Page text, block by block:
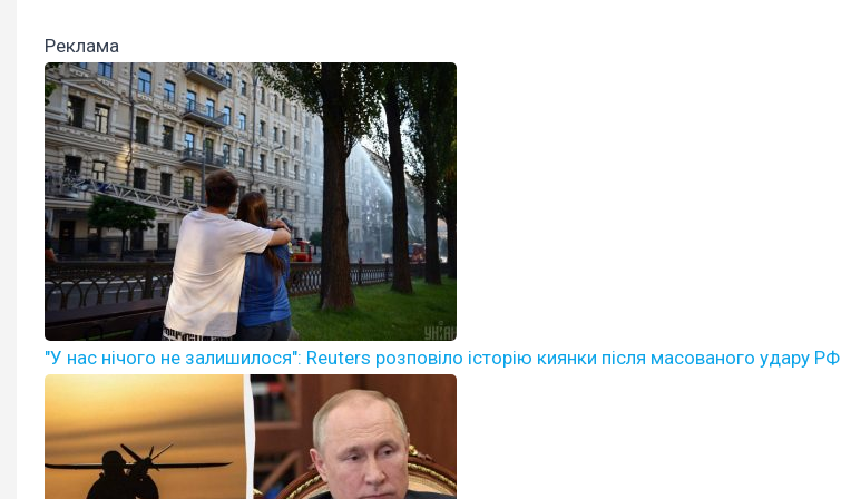
Реклама
"У нас нічого не залишилося": Reuters розповіло історію киянки після масованого удару РФ